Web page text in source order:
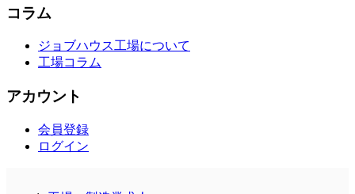
コラム
ジョブハウス工場について
工場コラム
アカウント
会員登録
ログイン